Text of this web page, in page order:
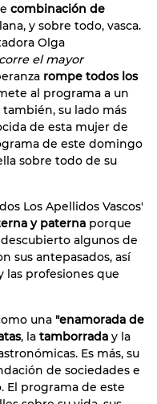
combinación de
y sobre todo, vasca.
Olga
el mayor
rompe todos los
al programa a un
su lado más
de esta mujer de
de este domingo
sobre todo de su
Los Apellidos Vascos'
y paterna porque
algunos de
sus antepasados, así
las profesiones que
una "enamorada de
, la tamborrada y la
Es más, su
de sociedades e
El programa de este